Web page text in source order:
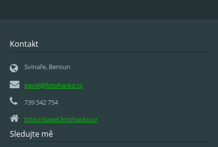
Kontakt
Svinaře, Beroun
pavel@fotohacko.cz
739 542 754
http://pavel.fotohacko.cz
Sledujte mě